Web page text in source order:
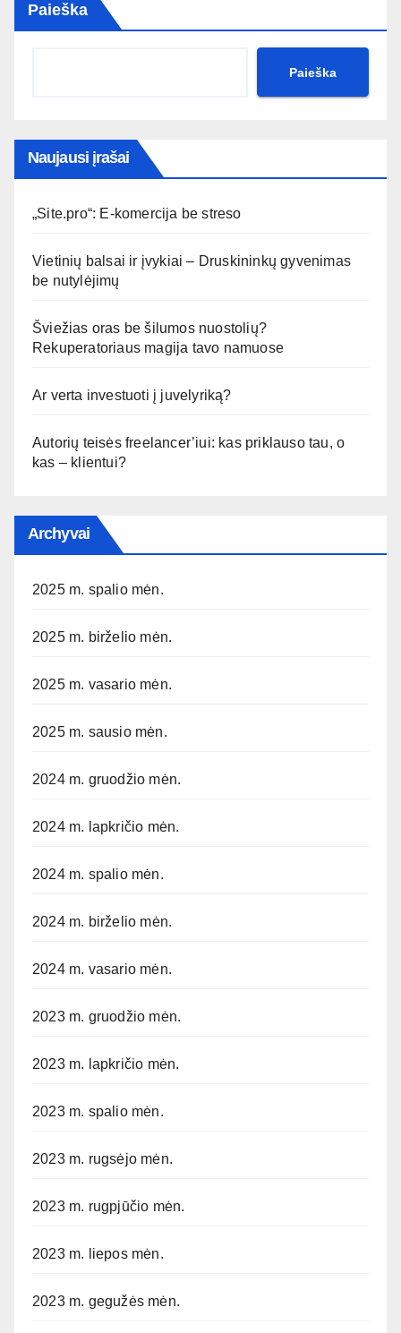
Paieška
Paieška
Naujausi įrašai
„Site.pro“: E-komercija be streso
Vietinių balsai ir įvykiai – Druskininkų gyvenimas
be nutylėjimų
Šviežias oras be šilumos nuostolių?
Rekuperatoriaus magija tavo namuose
Ar verta investuoti į juvelyriką?
Autorių teisės freelancer’iui: kas priklauso tau, o
kas – klientui?
Archyvai
2025 m. spalio mėn.
2025 m. birželio mėn.
2025 m. vasario mėn.
2025 m. sausio mėn.
2024 m. gruodžio mėn.
2024 m. lapkričio mėn.
2024 m. spalio mėn.
2024 m. birželio mėn.
2024 m. vasario mėn.
2023 m. gruodžio mėn.
2023 m. lapkričio mėn.
2023 m. spalio mėn.
2023 m. rugsėjo mėn.
2023 m. rugpjūčio mėn.
2023 m. liepos mėn.
2023 m. gegužės mėn.